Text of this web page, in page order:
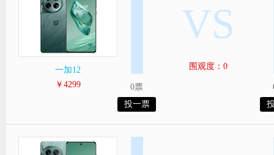
一加12
￥4299
0票
投一票
VS
围观度：0